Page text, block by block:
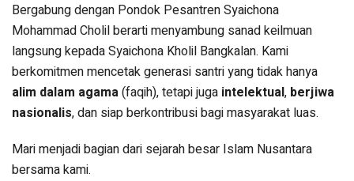
Bergabung dengan Pondok Pesantren Syaichona
Mohammad Cholil berarti menyambung sanad keilmuan
langsung kepada Syaichona Kholil Bangkalan. Kami
berkomitmen mencetak generasi santri yang tidak hanya
alim dalam agama(faqih), tetapi juga intelektual, berjiwa
nasionalis, dan siap berkontribusi bagi masyarakat luas.
Mari menjadi bagian dari sejarah besar Islam Nusantara
bersama kami.